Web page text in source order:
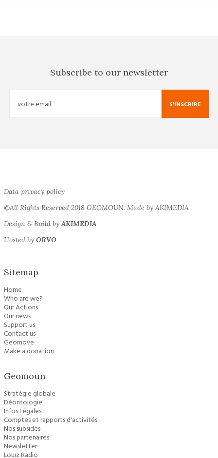
Subscribe to our newsletter
S'INSCRIRE
Data privacy policy
©All Rights Reserved 2018 GEOMOUN. Made by AKIMEDIA
Design & Build by AKIMEDIA
Hosted by ORVO
Sitemap
Home
Who are we?
Our Actions
Our news
Support us
Contact us
Geomove
Make a donation
Geomoun
Stratégie globale
Déontologie
Infos Légales
Comptes et rapports d'activités
Nos subsides
Nos partenaires
Newsletter
Louïz Radio